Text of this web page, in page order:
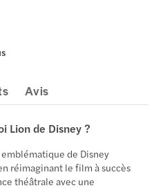
Avis
Lion de Disney ?
de Disney
réimaginant le film à succès
théâtrale avec une